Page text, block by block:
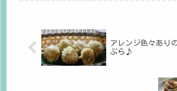
アレンジ色々あり
ぷら♪